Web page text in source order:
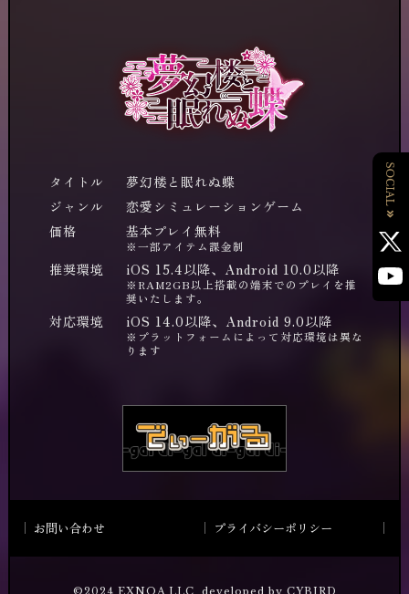
タイトル
夢幻楼と眠れぬ蝶
ジャンル
恋愛シミュレーションゲーム
価格
基本プレイ無料
※一部アイテム課金制
推奨環境 iOS 15.4以降、Android 10.0以降
※RAM2GB以上搭載の端末でのプレイを推
奨いたします。
対応環境 iOS 14.0以降、Android 9.0以降
※プラットフォームによって対応環境は異な
ります
お問い合わせ プライバシーポリシー
©2024 EXNOA LLC developed by CYBIRD